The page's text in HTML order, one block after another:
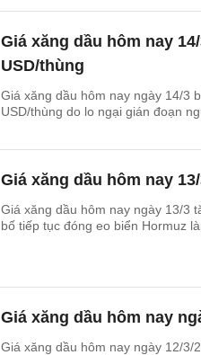
Giá xăng dầu hôm nay
USD/thùng
Giá xăng dầu hôm nay ngày 14/3
USD/thùng do lo ngại gián đoạn
Giá xăng dầu hôm nay
Giá xăng dầu hôm nay ngày 13/3
bố tiếp tục đóng eo biển Hormuz
Giá xăng dầu hôm nay
Giá xăng dầu hôm nay ngày 12/3/